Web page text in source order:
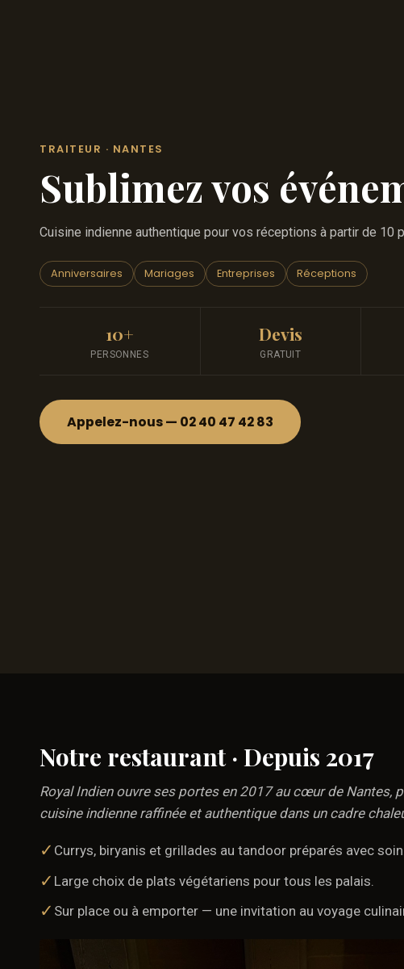
TRAITEUR · NANTES
Sublimez vos
Cuisine indienne authentique pour vos réceptions à partir de 10
Anniversaires Mariages Entreprises Réceptions
10+
PERSONNES
Devis
GRATUIT
Appelez-nous — 02 40 47 42 83
Notre restaurant · Depuis 2017
Royal Indien ouvre ses portes en 2017 au cœur de Nantes,
cuisine indienne raffinée et authentique dans un cadre
✓ Currys, biryanis et grillades au tandoor préparés avec soin.
✓ Large choix de plats végétariens pour tous les palais.
✓ Sur place ou à emporter — une invitation au voyage